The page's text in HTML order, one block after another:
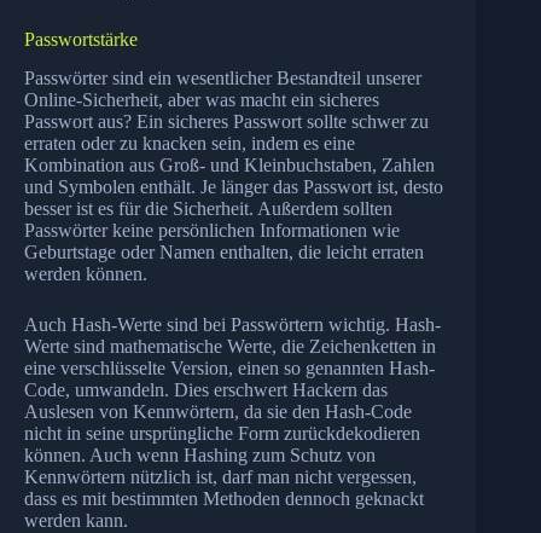
Passwortstärke
Passwörter sind ein wesentlicher Bestandteil unserer
Online-Sicherheit, aber was macht ein sicheres
Passwort aus? Ein sicheres Passwort sollte schwer zu
erraten oder zu knacken sein, indem es eine
Kombination aus Groß- und Kleinbuchstaben, Zahlen
und Symbolen enthält. Je länger das Passwort ist, desto
besser ist es für die Sicherheit. Außerdem sollten
Passwörter keine persönlichen Informationen wie
Geburtstage oder Namen enthalten, die leicht erraten
werden können.
Auch Hash-Werte sind bei Passwörtern wichtig. Hash-
Werte sind mathematische Werte, die Zeichenketten in
eine verschlüsselte Version, einen so genannten Hash-
Code, umwandeln. Dies erschwert Hackern das
Auslesen von Kennwörtern, da sie den Hash-Code
nicht in seine ursprüngliche Form zurückdekodieren
können. Auch wenn Hashing zum Schutz von
Kennwörtern nützlich ist, darf man nicht vergessen,
dass es mit bestimmten Methoden dennoch geknackt
werden kann.